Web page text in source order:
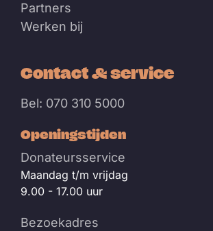
Partners
Werken bij
Contact & service
Bel: 070 310 5000
Openingstijden
Donateursservice
Maandag t/m vrijdag
9.00 - 17.00 uur
Bezoekadres